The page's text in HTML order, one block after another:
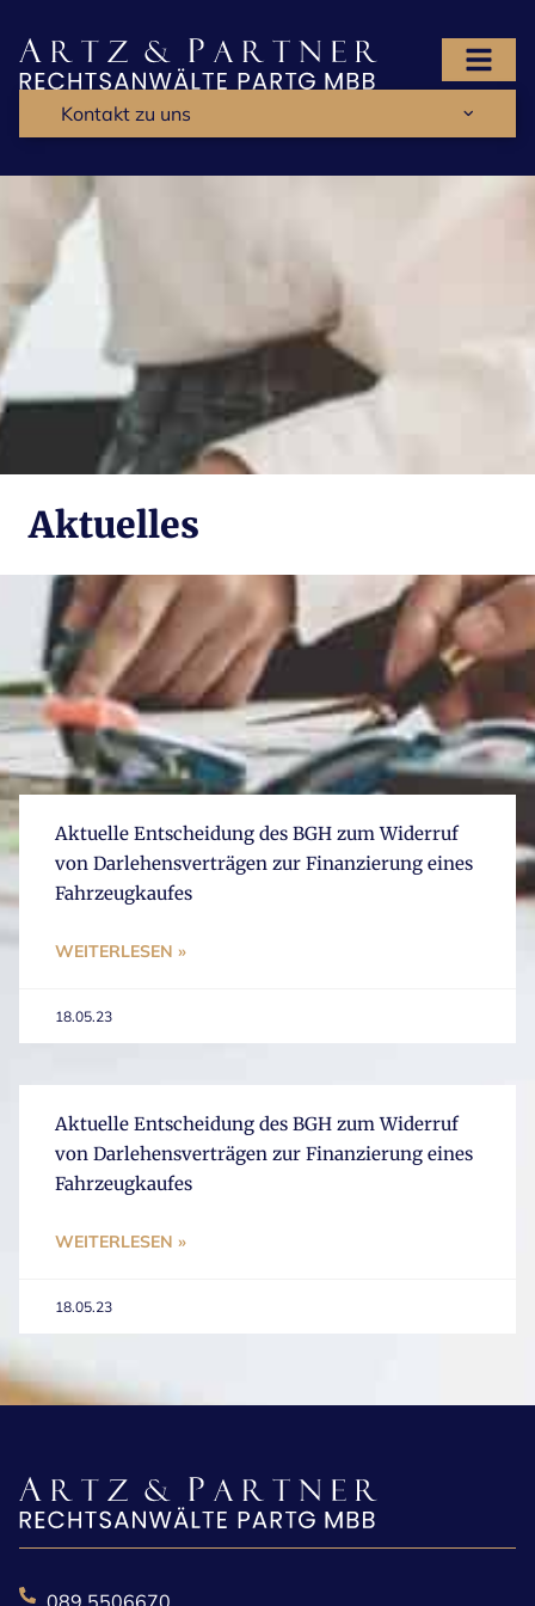
Kontakt zu uns
Aktuelles
Aktuelle Entscheidung des BGH zum Widerruf
von Darlehensverträgen zur Finanzierung eines
Fahrzeugkaufes
WEITERLESEN »
18.05.23
Aktuelle Entscheidung des BGH zum Widerruf
von Darlehensverträgen zur Finanzierung eines
Fahrzeugkaufes
WEITERLESEN »
18.05.23
089 5506670